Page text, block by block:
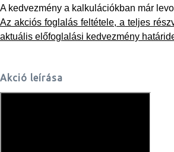
A kedvezmény a kalkulációkban már
Az akciós foglalás feltétele, a teljes
aktuális előfoglalási kedvezmény
Akció leírása